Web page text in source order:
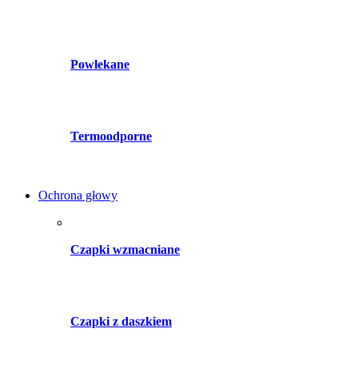
Powlekane
Termoodporne
Ochrona głowy
Czapki wzmacniane
Czapki z daszkiem